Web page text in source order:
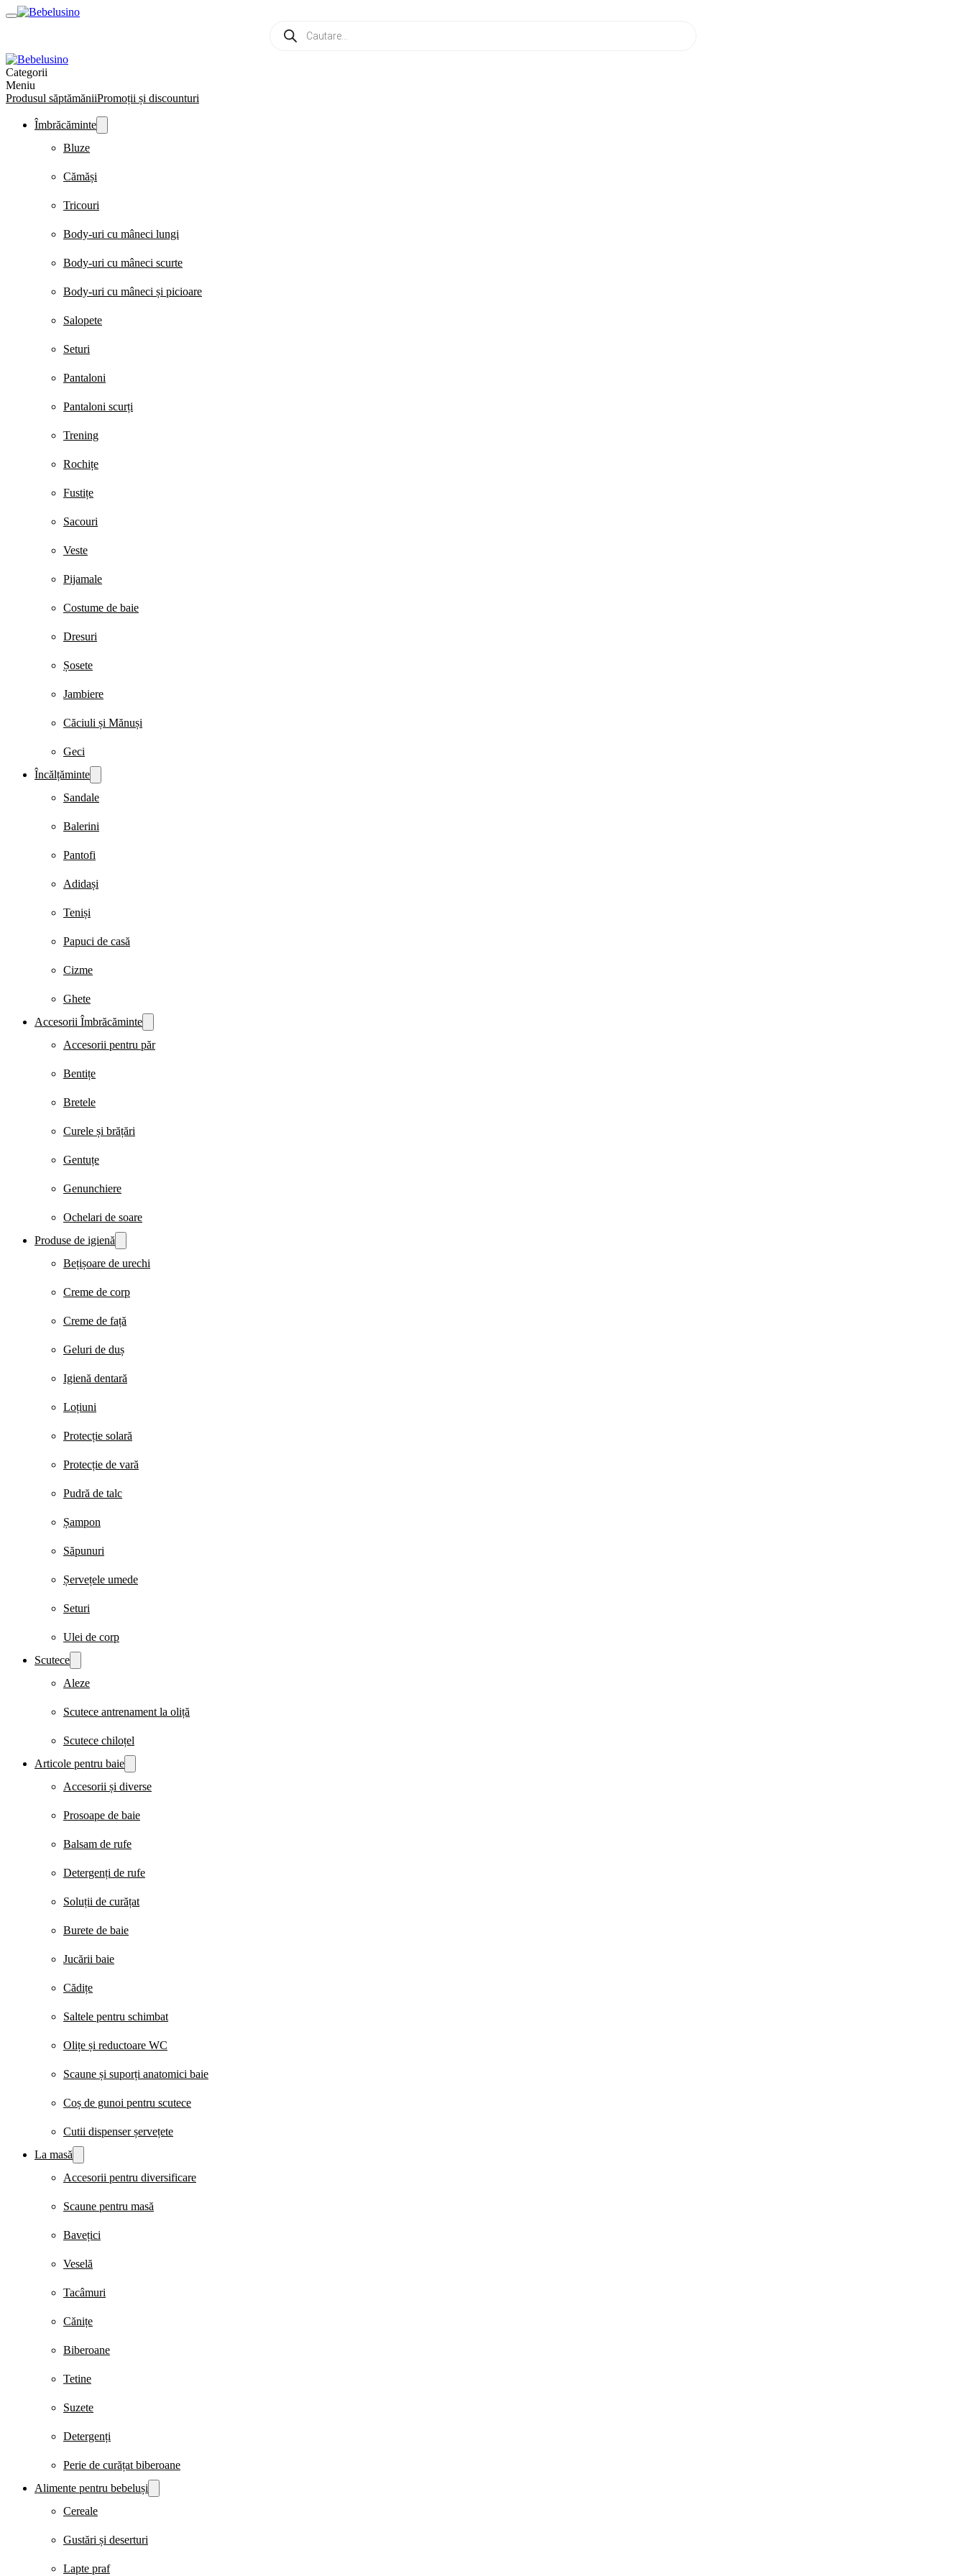
search
Categorii
Meniu
Produsul săptămăniiPromoții și discounturi
Îmbrăcăminte
Bluze
Cămăși
Tricouri
Body-uri cu mâneci lungi
Body-uri cu mâneci scurte
Body-uri cu mâneci și picioare
Salopete
Seturi
Pantaloni
Pantaloni scurți
Trening
Rochițe
Fustițe
Sacouri
Veste
Pijamale
Costume de baie
Dresuri
Șosete
Jambiere
Căciuli și Mănuși
Geci
Încălțăminte
Sandale
Balerini
Pantofi
Adidași
Teniși
Papuci de casă
Cizme
Ghete
Accesorii Îmbrăcăminte
Accesorii pentru păr
Bentițe
Bretele
Curele și brățări
Gentuțe
Genunchiere
Ochelari de soare
Produse de igienă
Bețișoare de urechi
Creme de corp
Creme de față
Geluri de duș
Igienă dentară
Loțiuni
Protecție solară
Protecție de vară
Pudră de talc
Șampon
Săpunuri
Șervețele umede
Seturi
Ulei de corp
Scutece
Aleze
Scutece antrenament la oliță
Scutece chiloțel
Articole pentru baie
Accesorii și diverse
Prosoape de baie
Balsam de rufe
Detergenți de rufe
Soluții de curățat
Burete de baie
Jucării baie
Cădițe
Saltele pentru schimbat
Olițe și reductoare WC
Scaune și suporți anatomici baie
Coș de gunoi pentru scutece
Cutii dispenser șervețete
La masă
Accesorii pentru diversificare
Scaune pentru masă
Bavețici
Veselă
Tacâmuri
Cănițe
Biberoane
Tetine
Suzete
Detergenți
Perie de curățat biberoane
Alimente pentru bebeluși
Cereale
Gustări și deserturi
Lapte praf